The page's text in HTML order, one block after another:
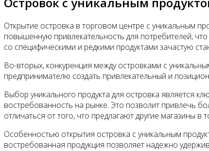
Открытие островка в торговом центре с уникальным
повышенную привлекательность для потребителей,
со специфическими и редкими продуктами зачастую
Во-вторых, конкуренция между островками с
предпринимателю создать привлекательный и
Выбор уникального продукта для островка является
востребованность на рынке. Это позволит привлечь
отличаться от того, что предлагают другие магазины в
Особенностью открытия островка с уникальным
востребованная продукция позволяет надежно